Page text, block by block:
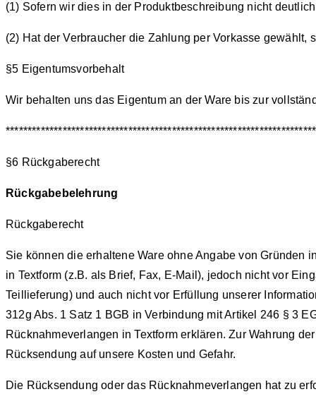
(1) Sofern wir dies in der Produktbeschreibung nicht
(2) Hat der Verbraucher die Zahlung per Vorkasse
§5 Eigentumsvorbehalt
Wir behalten uns das Eigentum an der Ware bis zur
§6 Rückgaberecht
Rückgabebelehrung
Rückgaberecht
Sie können die erhaltene Ware ohne Angabe von Gründen
in Textform (z.B. als Brief, Fax, E-Mail), jedoch nicht vor
Teillieferung) und auch nicht vor Erfüllung unserer
312g Abs. 1 Satz 1 BGB in Verbindung mit Artikel 246 § 3
Rücknahmeverlangen in Textform erklären. Zur Wahrung
Rücksendung auf unsere Kosten und Gefahr.
Die Rücksendung oder das Rücknahmeverlangen hat zu